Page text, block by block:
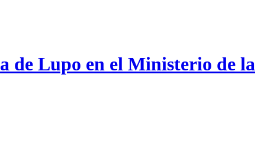
de Lupo en el Ministerio de la